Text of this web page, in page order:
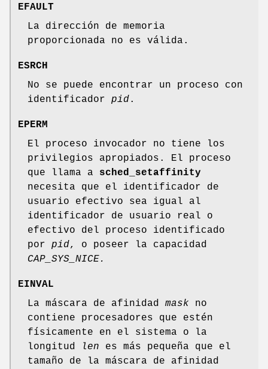
EFAULT
La dirección de memoria
proporcionada no es válida.
ESRCH
No se puede encontrar un proceso con
identificador pid.
EPERM
El proceso invocador no tiene los
privilegios apropiados. El proceso
que llama a sched_setaffinity
necesita que el identificador de
usuario efectivo sea igual al
identificador de usuario real o
efectivo del proceso identificado
por pid, o poseer la capacidad
CAP_SYS_NICE.
EINVAL
La máscara de afinidad mask no
contiene procesadores que estén
físicamente en el sistema o la
longitud
len es más pequeña que el
tamaño de la máscara de afinidad